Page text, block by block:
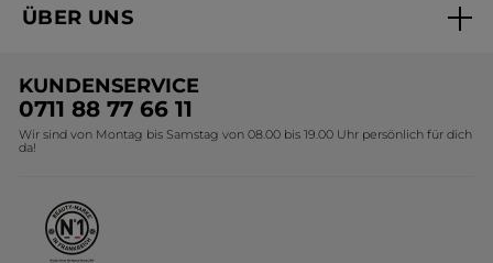
Black Friday Yves Rocher
Geschenkideen Yves Rocher
Kollektion Monoi Yves Rocher
ÜBER UNS
Umweltstiftung YR
Affiliate Programm
KUNDENSERVICE
0711 88 77 66 11
Wir sind von Montag bis Samstag von 08.00 bis 19.00 Uhr persönlich für dich
da!